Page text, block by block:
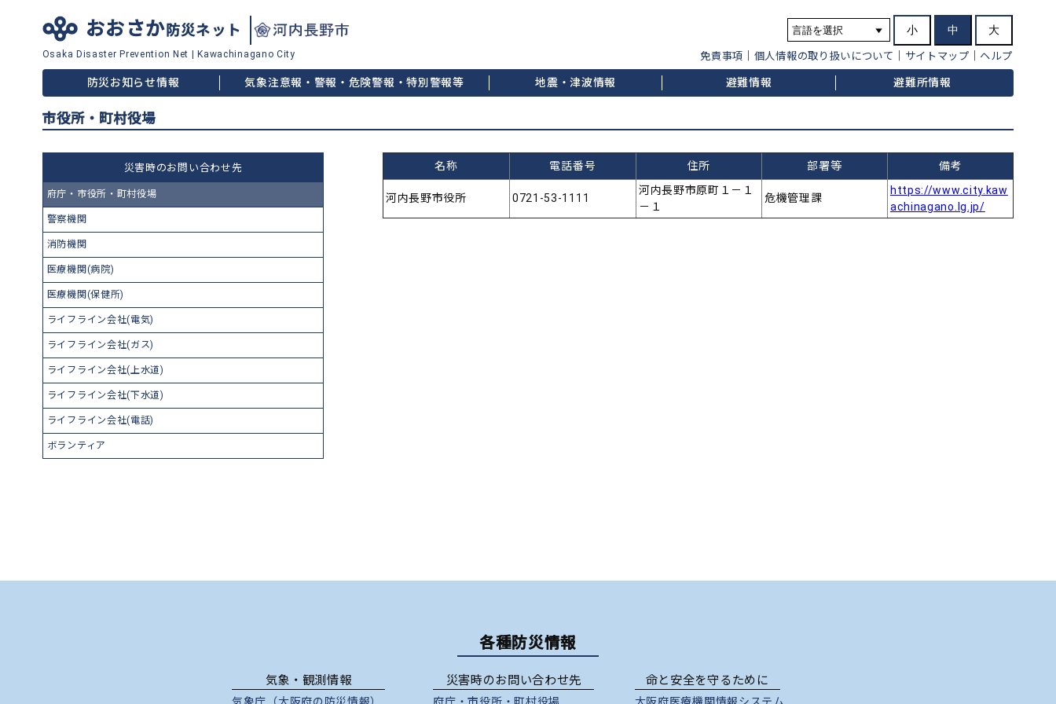
おおさか防災ネット
Osaka Disaster Prevention Net Kawachinagano City
小 中 大
免責事項 個人情報の取り扱いについて サイトマップ ヘルプ
防災お知らせ情報 気象注意報・警報・危険警報・特別警報等 地震・津波情報 避難情報 避難所情報
市役所・町村役場
災害時のお問い合わせ先
府庁・市役所・町村役場
警察機関
消防機関
医療機関(病院)
医療機関(保健所)
ライフライン会社(電気)
ライフライン会社(ガス)
ライフライン会社(上水道)
ライフライン会社(下水道)
ライフライン会社(電話)
ボランティア
名称 電話番号 住所 部署等 備考
河内長野市役所 0721-53-1111
河内長野市原町１－１
－１
危機管理課
https://www.city.kaw
achinagano.lg.jp/
各種防災情報
気象・観測情報
気象庁（大阪府の防災情報）
災害時のお問い合わせ先
府庁 ・市役所 ・町村役場
命と安全を守るために
大阪府医療機関情報システム